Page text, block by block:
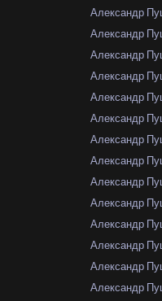
Александр
Александр
Александр
Александр
Александр
Александр
Александр
Александр
Александр
Александр
Александр
Александр
Александр
Александр